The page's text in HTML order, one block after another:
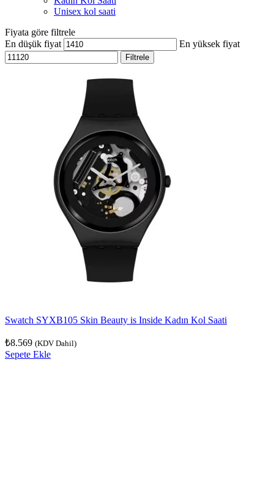
Unisex kol saati
Fiyata göre filtrele
En düşük fiyat
En yüksek fiyat
Filtrele
Swatch SYXB105 Skin Beauty is Inside Kadın Kol Saati
₺8.569 (KDV Dahil)
Sepete Ekle